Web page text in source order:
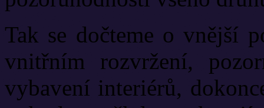
Tak se dočteme o vnější
vnitřním rozvržení,
vybavení interiérů,